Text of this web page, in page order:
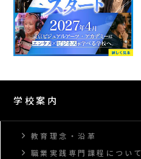
学校案内
教育理念・沿革
職業実践専門課程について